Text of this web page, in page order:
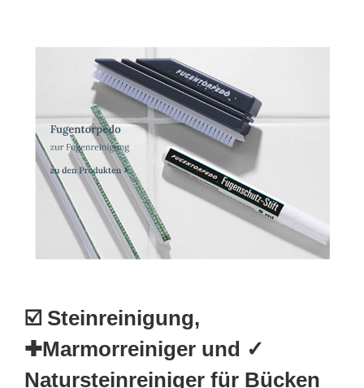
☑️ Steinreinigung,
✚Marmorreiniger und ✓
Natursteinreiniger für Bücken